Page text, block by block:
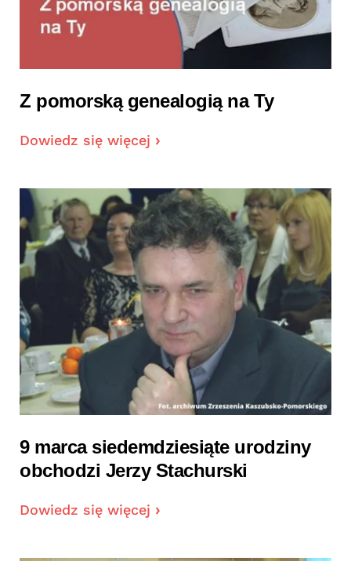
Z pomorską genealogią na Ty
Dowiedz się więcej
9 marca siedemdziesiąte urodziny
obchodzi Jerzy Stachurski
Dowiedz się więcej